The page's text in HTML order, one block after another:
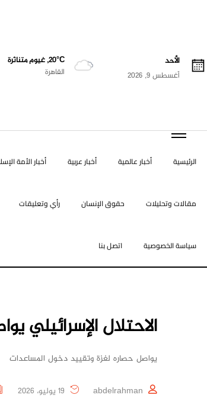
الأحد
أغسطس 9, 2026
20°C, غيوم متناثرة
القاهرة
الرئيسية أخبار عالمية أخبار عربية أخبار الأمة
مقالات وتحليلات حقوق الإنسان رأي وتعليقات
سياسة الخصوصية اتصل بنا
الاحتلال الإسرائيلي
يواصل حصاره لغزة وتقييد دخول المساعدات
abdelrahman